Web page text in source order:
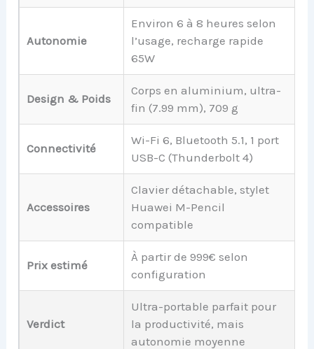
Autonomie
Environ 6 à 8 heures selon
l’usage, recharge rapide
65W
Design & Poids
Corps en aluminium, ultra-
fin (7.99 mm), 709 g
Connectivité
Wi-Fi 6, Bluetooth 5.1, 1 port
USB-C (Thunderbolt 4)
Accessoires
Clavier détachable, stylet
Huawei M-Pencil
compatible
Prix estimé
À partir de 999€ selon
configuration
Verdict
Ultra-portable parfait pour
la productivité, mais
autonomie moyenne